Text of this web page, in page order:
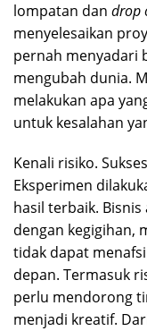
lompatan dan drop
menyelesaikan
pernah menyadari
mengubah dunia.
melakukan apa
untuk kesalahan
Kenali risiko.
Eksperimen
hasil terbaik.
dengan kegigihan,
tidak dapat
depan. Termasuk
perlu mendorong
menjadi kreatif.